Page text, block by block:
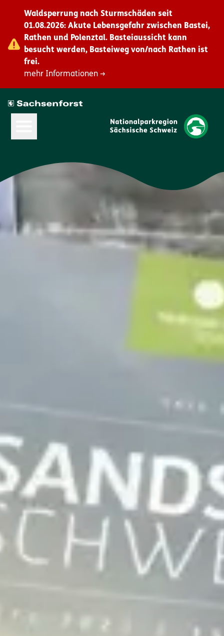
Waldsperrung nach Sturmschäden seit
01.08.2026: Akute Lebensgefahr zwischen Bastei,
Rathen und Polenztal. Basteiaussicht kann
besucht werden, Basteiweg von/nach Rathen ist
frei.
mehr Informationen →